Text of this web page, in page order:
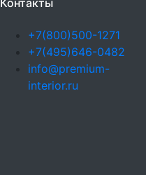
Контакты
+7(800)500-1271
+7(495)646-0482
info@premium-
interior.ru